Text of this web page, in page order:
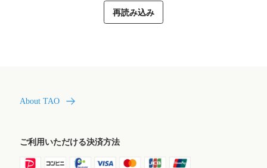
再読み込み
About TAO
ご利用いただける決済方法